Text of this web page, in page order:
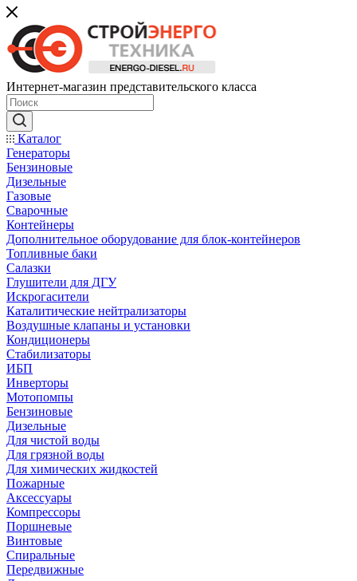
Интернет-магазин представительского класса
Каталог
Генераторы
Бензиновые
Дизельные
Газовые
Сварочные
Контейнеры
Дополнительное оборудование для блок-контейнеров
Топливные баки
Салазки
Глушители для ДГУ
Искрогасители
Каталитические нейтрализаторы
Воздушные клапаны и установки
Кондиционеры
Стабилизаторы
ИБП
Инверторы
Мотопомпы
Бензиновые
Дизельные
Для чистой воды
Для грязной воды
Для химических жидкостей
Пожарные
Аксессуары
Компрессоры
Поршневые
Винтовые
Спиральные
Передвижные